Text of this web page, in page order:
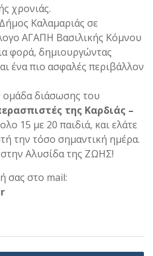
χρονιάς.
Καλαμαριάς σε
ΑΓΑΠΗ Βασιλικής Κόμνου
φορά, δημιουργώντας
ένα πιο ασφαλές περιβάλλον
ομάδα διάσωσης του
της Καρδιάς –
15 με 20 παιδιά, και ελάτε
την τόσο σημαντική ημέρα.
στην Αλυσίδα της ΖΩΗΣ!
σας στο mail: